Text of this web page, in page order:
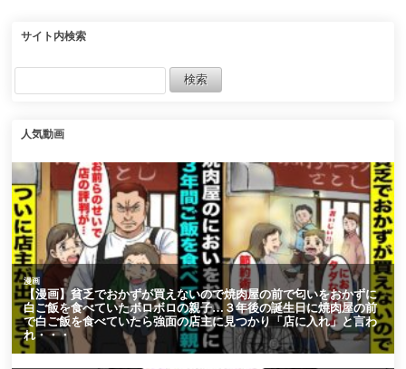
も元気になり…
ある日３人で食
サイト内検索
人気動画